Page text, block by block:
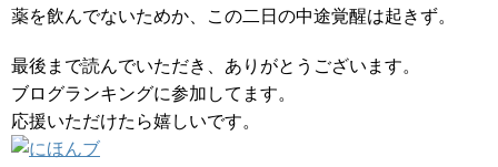
薬を飲んでないためか、この二日の中途覚醒は起きず。
最後まで読んでいただき、ありがとうございます。
ブログランキングに参加してます。
応援いただけたら嬉しいです。